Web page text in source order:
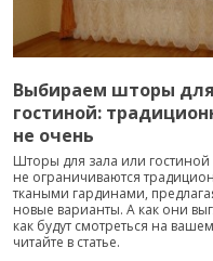
Выбираем шторы для
гостиной:
не очень
Шторы для зала или гостиной
не ограничиваются
ткаными гардинами,
новые варианты. А как они
как будут смотреться на
читайте в статье.